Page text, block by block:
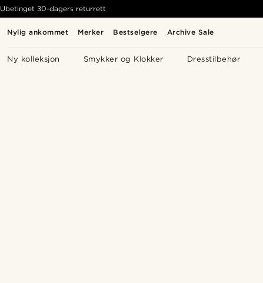
Nylig ankommet Merker Bestselgere Archive Sale
Ny kolleksjon Smykker og Klokker Dresstilbehør
Ubetinget 30-dagers returrett